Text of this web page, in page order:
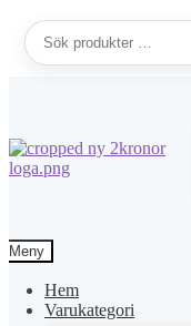
Sök
efter:
Hoppa
Hoppa
Meny
Hem
Varukategori